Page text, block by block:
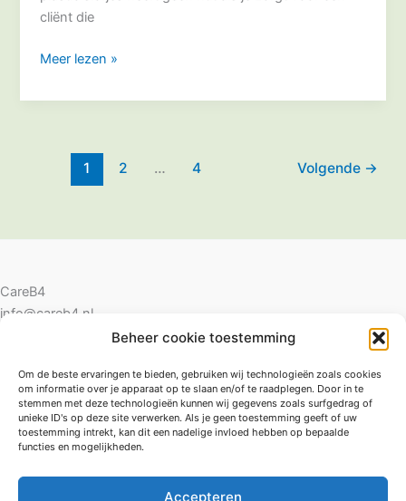
Beheer cookie toestemming
Om de beste ervaringen te bieden, gebruiken wij technologieën zoals cookies
om informatie over je apparaat op te slaan en/of te raadplegen. Door in te
stemmen met deze technologieën kunnen wij gegevens zoals surfgedrag of
unieke ID's op deze site verwerken. Als je geen toestemming geeft of uw
toestemming intrekt, kan dit een nadelige invloed hebben op bepaalde
functies en mogelijkheden.
Accepteren
cliënt die
isolatieverzorging’
Meer lezen »
1 2 … 4 Volgende →
CareB4
info@careb4.nl
CRKBO-geregistreerd
Churchillpark 15